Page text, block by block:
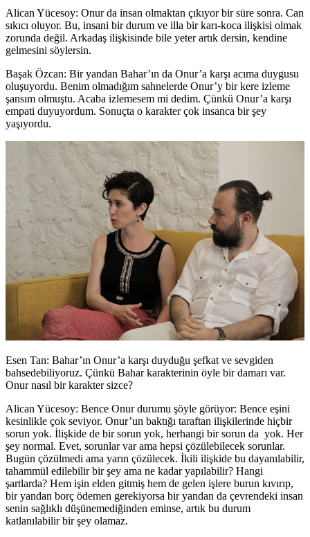
Alican Yücesoy: Onur da insan olmaktan çıkıyor bir süre sonra. Can
sıkıcı oluyor. Bu, insani bir durum ve illa bir karı-koca ilişkisi olmak
zorunda değil. Arkadaş ilişkisinde bile yeter artık dersin, kendine
gelmesini söylersin.
Başak Özcan: Bir yandan Bahar’ın da Onur’a karşı acıma duygusu
oluşuyordu. Benim olmadığım sahnelerde Onur’y bir kere izleme
şansım olmuştu. Acaba izlemesem mi dedim. Çünkü Onur’a karşı
empati duyuyordum. Sonuçta o karakter çok insanca bir şey
yaşıyordu.
Esen Tan: Bahar’ın Onur’a karşı duyduğu şefkat ve sevgiden
bahsedebiliyoruz. Çünkü Bahar karakterinin öyle bir damarı var.
Onur nasıl bir karakter sizce?
Alican Yücesoy: Bence Onur durumu şöyle görüyor: Bence eşini
kesinlikle çok seviyor. Onur’un baktığı taraftan ilişkilerinde hiçbir
sorun yok. İlişkide de bir sorun yok, herhangi bir sorun da yok. Her
şey normal. Evet, sorunlar var ama hepsi çözülebilecek sorunlar.
Bugün çözülmedi ama yarın çözülecek. İkili ilişkide bu dayanılabilir,
tahammül edilebilir bir şey ama ne kadar yapılabilir? Hangi
şartlarda? Hem işin elden gitmiş hem de gelen işlere burun kıvırıp,
bir yandan borç ödemen gerekiyorsa bir yandan da çevrendeki insan
senin sağlıklı düşünemediğinden eminse, artık bu durum
katlanılabilir bir şey olamaz.